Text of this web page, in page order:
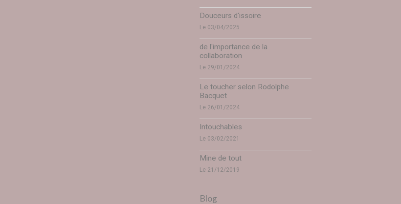
Douceurs d'issoire
Le 03/04/2025
de l'importance de la
collaboration
Le 29/01/2024
Le toucher selon Rodolphe
Bacquet
Le 26/01/2024
Intouchables
Le 03/02/2021
Mine de tout
Le 21/12/2019
Blog